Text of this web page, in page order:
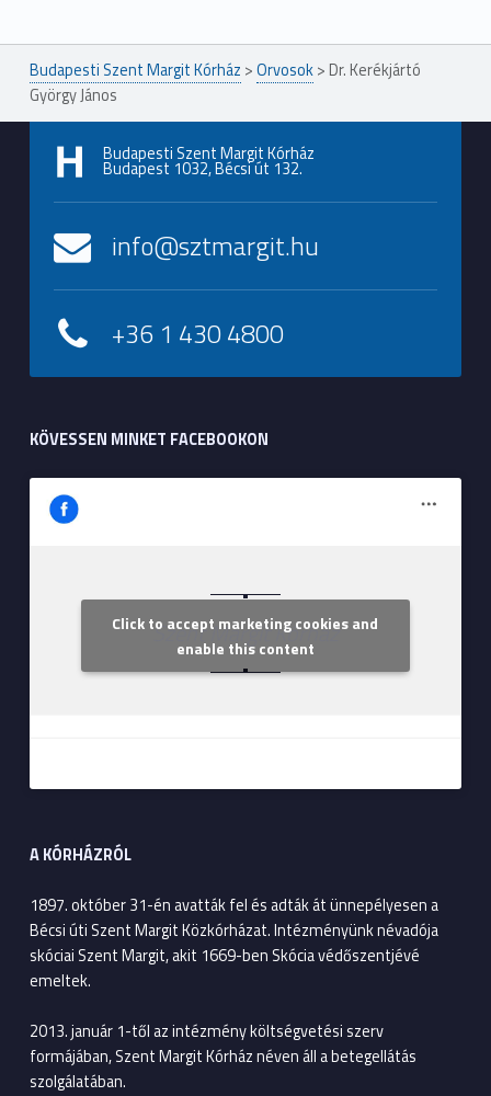
Budapesti Szent Margit Kórház >Orvosok> Dr. Kerékjártó
György János
Budapesti Szent Margit Kórház
Budapest 1032, Bécsi út 132.
info@sztmargit.hu
+36 1 430 4800
KÖVESSEN MINKET FACEBOOKON
Szent Margit Kórház
Click to accept marketing cookies and
enable this content
A KÓRHÁZRÓL
1897. október 31-én avatták fel és adták át ünnepélyesen a
Bécsi úti Szent Margit Közkórházat. Intézményünk névadója
skóciai Szent Margit, akit 1669-ben Skócia védőszentjévé
emeltek.
2013. január 1-től az intézmény költségvetési szerv
formájában, Szent Margit Kórház néven áll a betegellátás
szolgálatában.